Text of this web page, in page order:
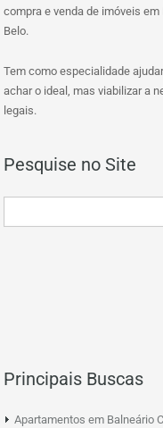
compra e venda de imóveis
Belo.
Tem como especialidade
achar o ideal, mas viabilizar a
legais.
Pesquise no Site
Principais Buscas
Apartamentos em Balneário